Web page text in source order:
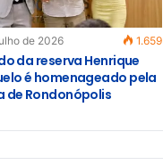
de 2026 1.659
da reserva Henrique
é homenageado pela
de Rondonópolis